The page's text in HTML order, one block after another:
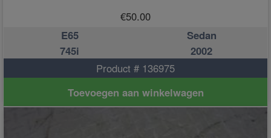
€50.00
E65
Sedan
745i
2002
Product # 136975
Toevoegen aan winkelwagen